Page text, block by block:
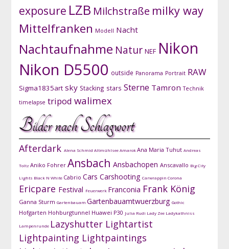
exposure LZB Milchstraße milky way
Mittelfranken Modell Nacht
Nachtaufnahme Natur NEF Nikon
Nikon D5500 outside Panorama Portrait RAW
Sigma1835art sky Stacking stars Sterne Tamron Technik
timelapse tripod walimex
Bilder nach Schlagwort
Afterdark Alena Schmid AltmühlseeAmarokAna Maria Tuhut Andreas
Toltz Aniko Fohrer Ansbach Ansbachopen Anscavallo Big City
Lights Black N White Cabrio Cars Carshooting Carwrappin Corona
Ericpare Festival Feuerwerk Franconia Frank König
Ganna Sturm Gartenbauam Gartenbauamtwuerzburg Gothic
Hofgarten Hohburgtunnel Huawei P30 Julia Rudi Lady Zee Ladykathniss
Lampenrunde Lazyshutter Lightartist
Lightpainting Lightpaintings